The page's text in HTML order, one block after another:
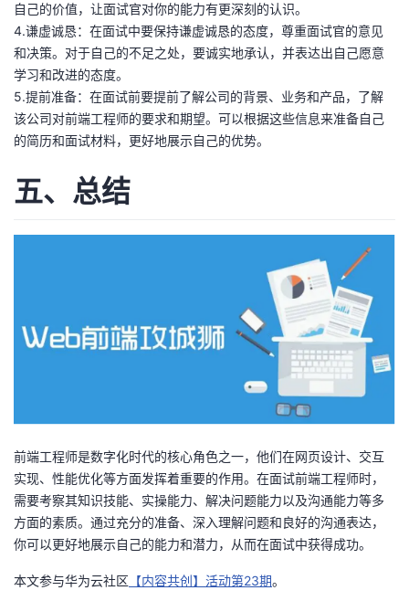
自己的价值，让面试官对你的能力有更深刻的认识。
4.谦虚诚恳：在面试中要保持谦虚诚恳的态度，尊重面试官的意见
和决策。对于自己的不足之处，要诚实地承认，并表达出自己愿意
学习和改进的态度。
5.提前准备：在面试前要提前了解公司的背景、业务和产品，了解
该公司对前端工程师的要求和期望。可以根据这些信息来准备自己
的简历和面试材料，更好地展示自己的优势。
五、总结
前端工程师是数字化时代的核心角色之一，他们在网页设计、交互
实现、性能优化等方面发挥着重要的作用。在面试前端工程师时，
需要考察其知识技能、实操能力、解决问题能力以及沟通能力等多
方面的素质。通过充分的准备、深入理解问题和良好的沟通表达，
你可以更好地展示自己的能力和潜力，从而在面试中获得成功。
本文参与华为云社区 【内容共创】活动第23期。